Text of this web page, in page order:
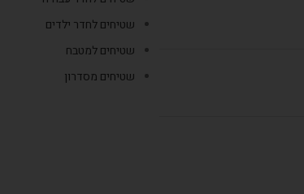
שטיחים לחדר ילדים
שטיחים למטבח
שטיחים מסדרון